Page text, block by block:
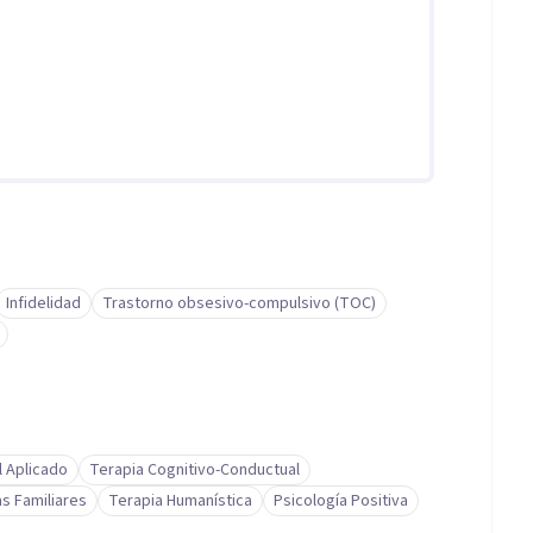
Infidelidad
Trastorno obsesivo-compulsivo (TOC)
Aplicado
Terapia Cognitivo-Conductual
Familiares Terapia Humanística
Psicología Positiva